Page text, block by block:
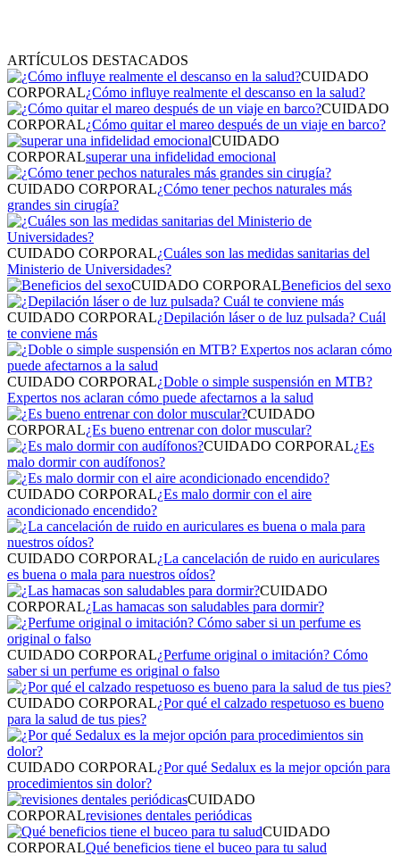
ARTÍCULOS DESTACADOS
CUIDADO
CORPORAL¿Cómo influye realmente el descanso en la salud?
CUIDADO
CORPORAL¿Cómo quitar el mareo después de un viaje en barco?
CUIDADO
CORPORALsuperar una infidelidad emocional
CUIDADO CORPORAL¿Cómo tener pechos naturales más
grandes sin cirugía?
CUIDADO CORPORAL¿Cuáles son las medidas sanitarias del
Ministerio de Universidades?
CUIDADO CORPORALBeneficios del sexo
CUIDADO CORPORAL¿Depilación láser o de luz pulsada? Cuál
te conviene más
CUIDADO CORPORAL¿Doble o simple suspensión en MTB?
Expertos nos aclaran cómo puede afectarnos a la salud
CUIDADO
CORPORAL¿Es bueno entrenar con dolor muscular?
CUIDADO CORPORAL¿Es
malo dormir con audífonos?
CUIDADO CORPORAL¿Es malo dormir con el aire
acondicionado encendido?
CUIDADO CORPORAL¿La cancelación de ruido en auriculares
es buena o mala para nuestros oídos?
CUIDADO
CORPORAL¿Las hamacas son saludables para dormir?
CUIDADO CORPORAL¿Perfume original o imitación? Cómo
saber si un perfume es original o falso
CUIDADO CORPORAL¿Por qué el calzado respetuoso es bueno
para la salud de tus pies?
CUIDADO CORPORAL¿Por qué Sedalux es la mejor opción para
procedimientos sin dolor?
CUIDADO
CORPORALrevisiones dentales periódicas
CUIDADO
CORPORALQué beneficios tiene el buceo para tu salud